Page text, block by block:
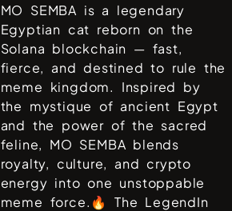
MO SEMBA is a legendary
Egyptian cat reborn on the
Solana blockchain — fast,
fierce, and destined to rule the
meme kingdom. Inspired by
the mystique of ancient Egypt
and the power of the sacred
feline, MO SEMBA blends
royalty, culture, and crypto
energy into one unstoppable
meme force.🔥 The LegendIn